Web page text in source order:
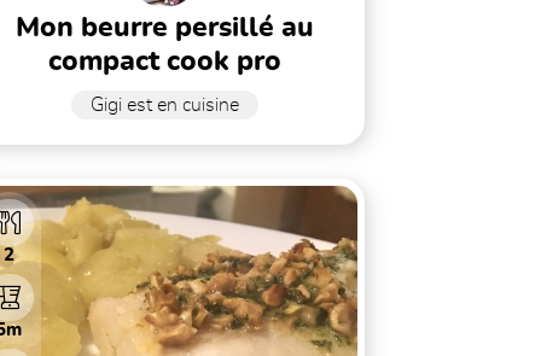
mon beurre persillé au
compact cook pro
Gigi est en cuisine
2